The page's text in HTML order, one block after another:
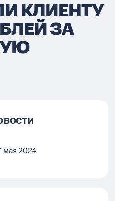
КЛИЕНТУ
ЗА
мая 2024